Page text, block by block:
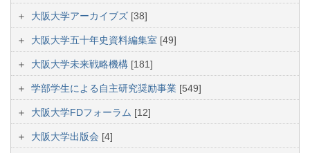
大阪大学アーカイブズ [38]
大阪大学五十年史資料編集室 [49]
大阪大学未来戦略機構 [181]
学部学生による自主研究奨励事業 [549]
大阪大学FDフォーラム [12]
大阪大学出版会 [4]